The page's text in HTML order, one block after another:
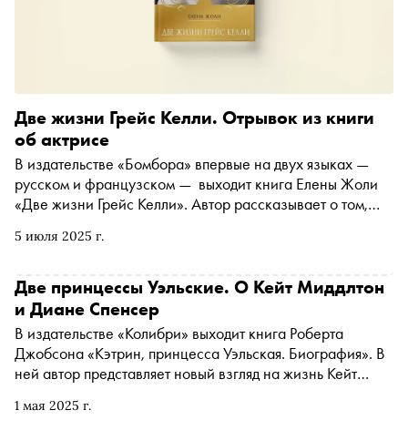
5 июля 2025 г.
Две жизни Грейс Келли. Отрывок из книги
об актрисе
В издательстве «Бомбора» впервые на двух языках —
русском и французском — выходит книга Елены Жоли
«Две жизни Грейс Келли». Автор рассказывает о том,
образом поменялась ее жизнь после свадьбы с принцем
1 мая 2025 г.
Две принцессы Уэльские. О Кейт Миддлтон
и Диане Спенсер
В издательстве «Колибри» выходит книга Роберта
Джобсона «Кэтрин, принцесса Уэльская. Биография». В
ней автор представляет новый взгляд на жизнь Кейт
современная сказка, а как история с драматичным